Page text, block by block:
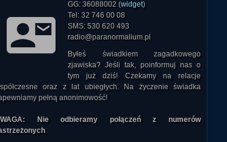
GG: 36088002 (widget)
Tel: 32 746 00 08
SMS: 530 620 493
radio@paranormalium.pl
Byłeś świadkiem zagadkowego
zjawiska? Jeśli tak, poinformuj nas o
tym już dziś! Czekamy na relacje
oraz z lat ubiegłych. Na życzenie świadka
pełną anonimowość!
Nie odbieramy połączeń z numerów